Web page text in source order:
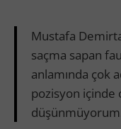
Mustafa
saçma sapan
anlamında çok
pozisyon içinde